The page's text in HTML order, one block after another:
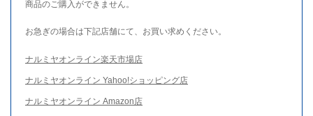
商品のご購入ができません。
お急ぎの場合は下記店舗にて、お買い求めください。
ナルミヤオンライン楽天市場店
ナルミヤオンライン Yahoo!ショッピング店
ナルミヤオンライン Amazon店